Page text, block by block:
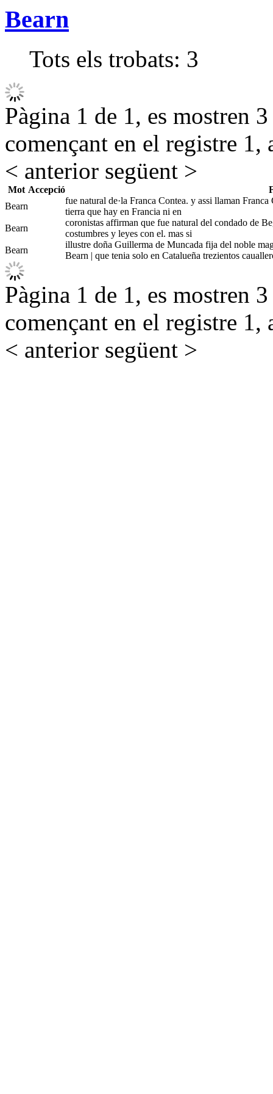
Bearn
Tots els trobats: 3
Pàgina 1 de 1, es mostren
començant en el registre 1,
< anterior següent >
Mot Accepció
Bearn
fue natural de·la Franca Contea. y assi llaman
tierra que hay en Francia ni en
Bearn
coronistas affirman que fue natural del condado de
costumbres y leyes con el. mas si
Bearn
illustre doña Guillerma de Muncada fija del noble
Bearn | que tenia solo en Catalueña trezientos
Pàgina 1 de 1, es mostren
començant en el registre 1,
< anterior següent >